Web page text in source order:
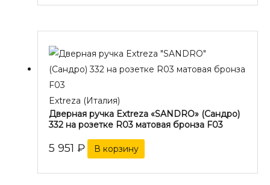
Extreza (Италия)
Дверная ручка Extreza «SANDRO» (Сандро)
332 на розетке R03 матовая бронза F03
5 951 ₽ В корзину